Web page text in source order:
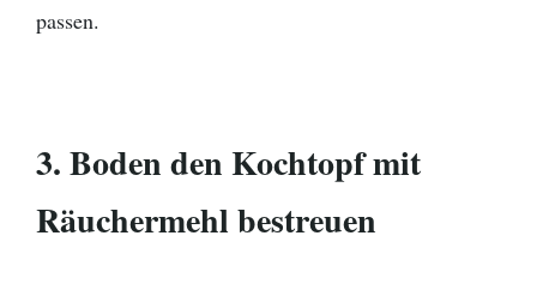
passen.
3. Boden den Kochtopf mit
Räuchermehl bestreuen